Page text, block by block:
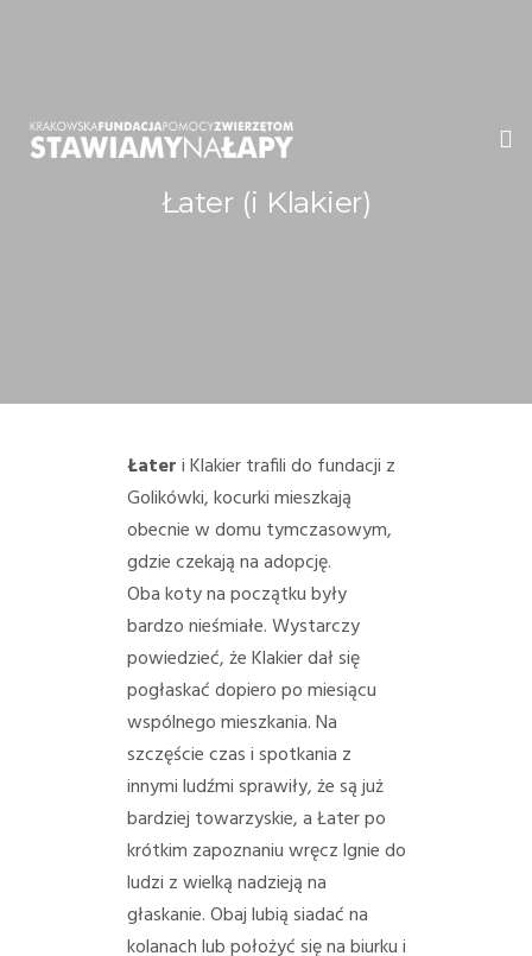
PRZYJACIELE
PORADY/PRAWO
Łater (i Klakier)
Łateri Klakier trafili do fundacji z
Golikówki, kocurki mieszkają
obecnie w domu tymczasowym,
gdzie czekają na adopcję.
Oba koty na początku były
bardzo nieśmiałe. Wystarczy
powiedzieć, że Klakier dał się
pogłaskać dopiero po miesiącu
wspólnego mieszkania. Na
szczęście czas i spotkania z
innymi ludźmi sprawiły, że są już
bardziej towarzyskie, a Łater po
krótkim zapoznaniu wręcz lgnie do
ludzi z wielką nadzieją na
głaskanie. Obaj lubią siadać na
kolanach lub położyć się na biurku i